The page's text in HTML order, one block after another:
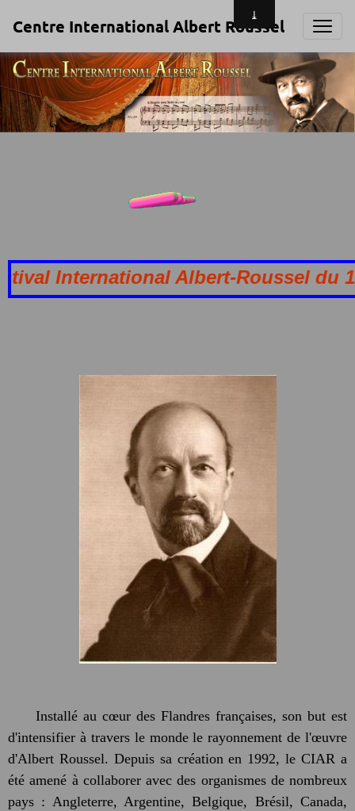
Centre International Albert Roussel
International Albert-Roussel du 12
Installé au cœur des Flandres françaises, son but est
d'intensifier à travers le monde le rayonnement de l'œuvre
d'Albert Roussel. Depuis sa création en 1992, le CIAR a
été amené à collaborer avec des organismes de nombreux
pays : Angleterre, Argentine, Belgique, Brésil, Canada,